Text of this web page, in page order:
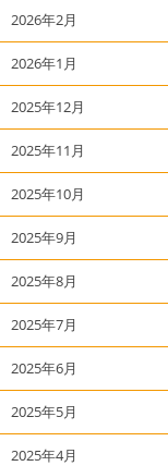
2026年2月
2026年1月
2025年12月
2025年11月
2025年10月
2025年9月
2025年8月
2025年7月
2025年6月
2025年5月
2025年4月